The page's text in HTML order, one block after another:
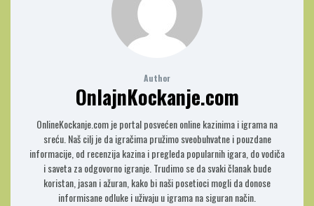
Author
OnlajnKockanje.com
OnlineKockanje.com je portal posvećen online kazinima i igrama na
sreću. Naš cilj je da igračima pružimo sveobuhvatne i pouzdane
informacije, od recenzija kazina i pregleda popularnih igara, do vodiča
i saveta za odgovorno igranje. Trudimo se da svaki članak bude
koristan, jasan i ažuran, kako bi naši posetioci mogli da donose
informisane odluke i uživaju u igrama na siguran način.